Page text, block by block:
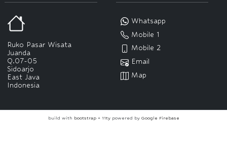
Ruko Pasar Wisata
Juanda
Q.07-05
Sidoarjo
East Java
Indonesia
Whatsapp
Mobile 1
Mobile 2
Email
Map
build with bootstrap+ 11typowered by Google Firebase